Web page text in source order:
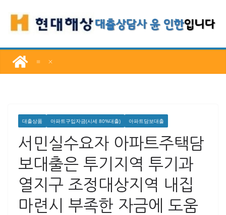
로
너
대출상품 아파트구입자금(시세 80%대출) 아파트담보대출
서민실수요자 아파트주택담
보대출은 투기지역 투기과
열지구 조정대상지역 내집
마련시 부족한 자금에 도움